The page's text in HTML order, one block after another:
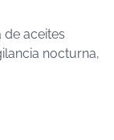
aceites
nocturna,